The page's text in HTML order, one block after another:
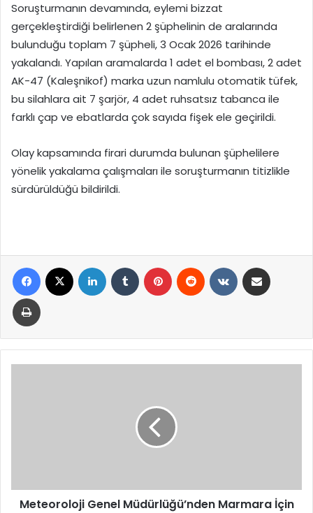
Soruşturmanın devamında, eylemi bizzat
gerçekleştirdiği belirlenen 2 şüphelinin de aralarında
bulunduğu toplam 7 şüpheli, 3 Ocak 2026 tarihinde
yakalandı. Yapılan aramalarda 1 adet el bombası, 2 adet
AK-47 (Kaleşnikof) marka uzun namlulu otomatik tüfek,
bu silahlara ait 7 şarjör, 4 adet ruhsatsız tabanca ile
farklı çap ve ebatlarda çok sayıda fişek ele geçirildi.
Olay kapsamında firari durumda bulunan şüphelilere
yönelik yakalama çalışmaları ile soruşturmanın titizlikle
sürdürüldüğü bildirildi.
Facebook LinkedIn Tumblr Pinterest Reddit VKontakte
Yazdır
ve
Yalova’da
Meteoroloji Genel Müdürlüğü’nden Marmara İçin